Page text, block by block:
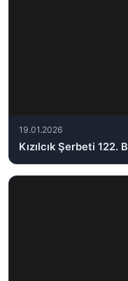
19.01.2026
Kızılcık Şerbeti 122.